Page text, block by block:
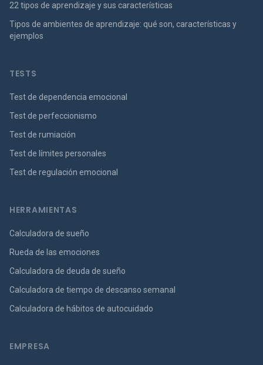
22 tipos de aprendizaje y sus características
Tipos de ambientes de aprendizaje: qué son, características y
ejemplos
TESTS
Test de dependencia emocional
Test de perfeccionismo
Test de rumiación
Test de límites personales
Test de regulación emocional
HERRAMIENTAS
Calculadora de sueño
Rueda de las emociones
Calculadora de deuda de sueño
Calculadora de tiempo de descanso semanal
Calculadora de hábitos de autocuidado
EMPRESA